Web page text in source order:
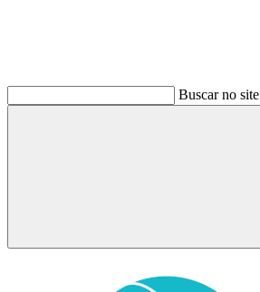
Buscar no site
Buscar